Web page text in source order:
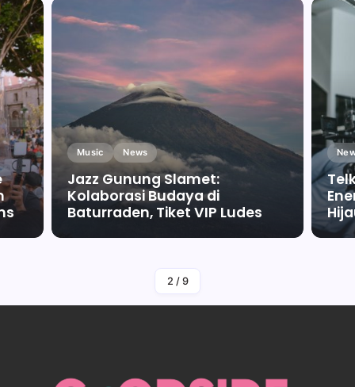
Music News
Jazz Gunung Slamet:
Kolaborasi Budaya di
Baturraden, Tiket VIP Ludes
By Falah Malaika Az Zahra
2 / 9